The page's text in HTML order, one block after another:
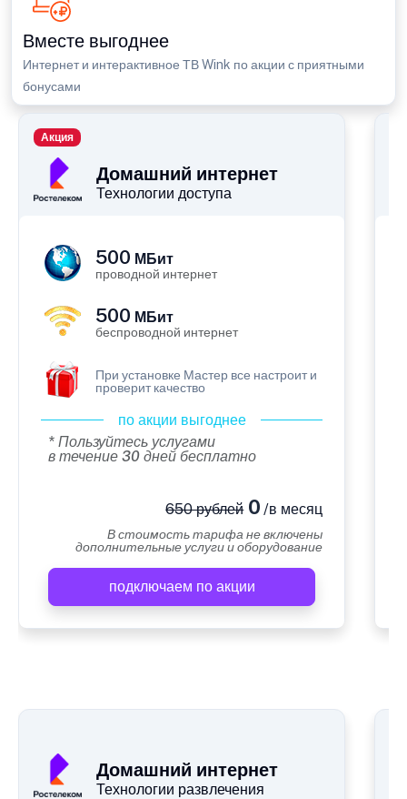
Вместе выгоднее
Интернет и интерактивное ТВ Wink по акции с приятными
бонусами
Домашний интернет
Технологии доступа
Акция
500 МБит
проводной интернет
500 МБит
беспроводной интернет
При установке Мастер все настроит и
проверит качество
по акции выгоднее
* Пользуйтесь услугами
в течение 30 дней бесплатно
650 рублей0 /в месяц
В стоимость тарифа не включены
дополнительные услуги и оборудование
подключаем по акции
Домашний интернет
Технологии развлечения